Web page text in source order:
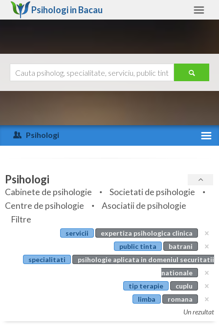
Psihologi in Bacau
Arad
Arges
Bihor
Bistrita-Nasaud
Botosani
Brasov
Calarasi
Ajutor
Psihologi
Specialitati
Servicii
Articole
Evenimente
Cabinet
Psihologi
Cabinete de psihologie
Societati de psihologie
Centre de psihologie
Asociatii de psihologie
Filtre
servicii
expertiza psihologica clinica
public tinta
batrani
specialitati
psihologie aplicata in domeniul securitatii
nationale
tip terapie
cuplu
limba
romana
Un rezultat